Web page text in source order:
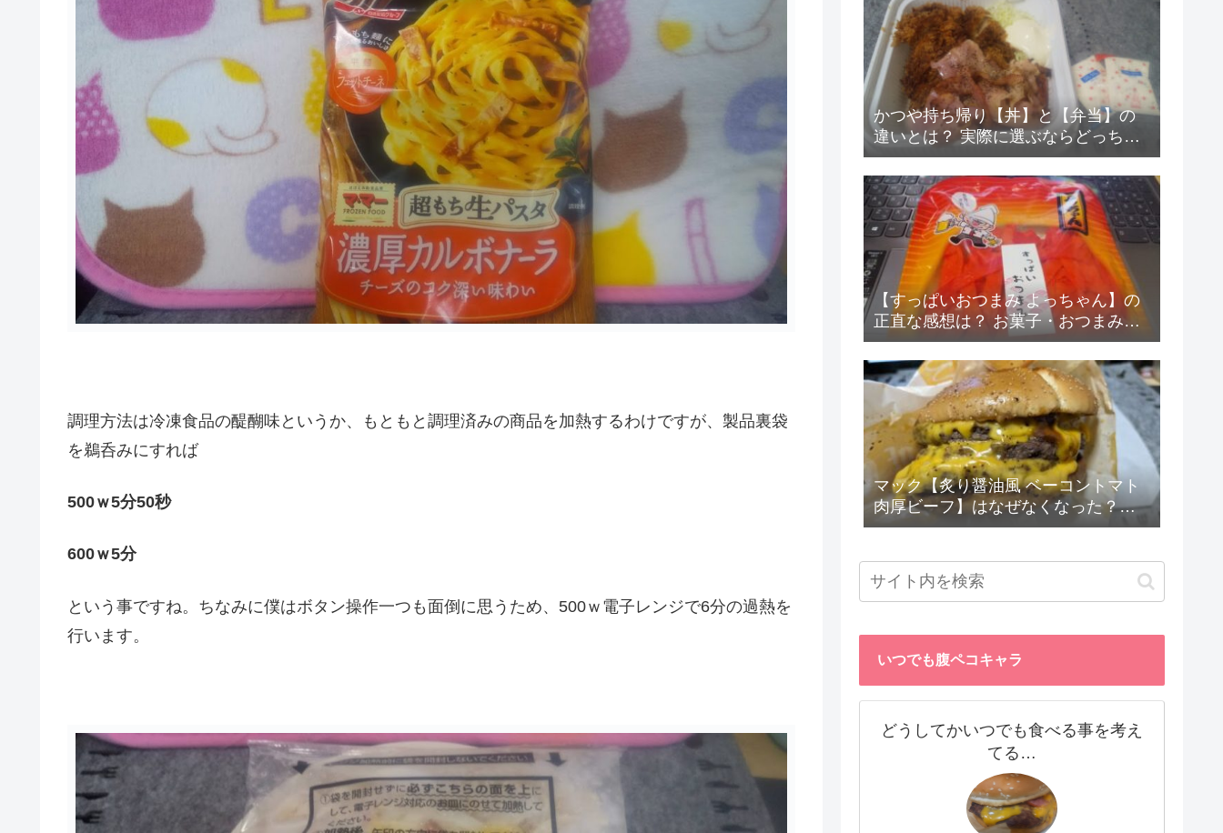
調理方法は冷凍食品の醍醐味というか、もともと調理済みの商品を加熱するわけですが、製品裏袋
を鵜呑みにすれば
500ｗ5分50秒
600ｗ5分
という事ですね。ちなみに僕はボタン操作一つも面倒に思うため、500ｗ電子レンジで6分の過熱を
行います。
かつや持ち帰り【丼】と【弁当】の
違いとは？ 実際に選ぶならどっちが
得なの？
【すっぱいおつまみ よっちゃん】の
正直な感想は？ お菓子・おつまみレ
ビュー6！
マック【炙り醤油風 ベーコントマト
肉厚ビーフ】はなぜなくなった？
勝手に考察☆
いつでも腹ペコキャラ
どうしてかいつでも食べる事を考え
てる…